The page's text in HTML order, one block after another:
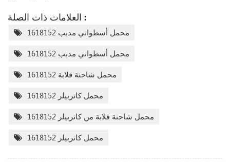
العلامات ذات الصلة :
محمل أسطواني مدبب 1618152
محمل أسطواني مدبب 1618152
محمل شاحنة قلابة 1618152
محمل كاتربيلر 1618152
محمل شاحنة قلابة من كاتربيلر 1618152
محمل كاتربيلر 1618152